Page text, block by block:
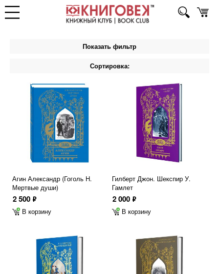
Показать фильтр
Сортировка:
Агин Александр (Гоголь Н.
Мертвые души)
2 500 ф
В корзину
Гилберт Джон. Шекспир У.
Гамлет
2 000 ф
В корзину